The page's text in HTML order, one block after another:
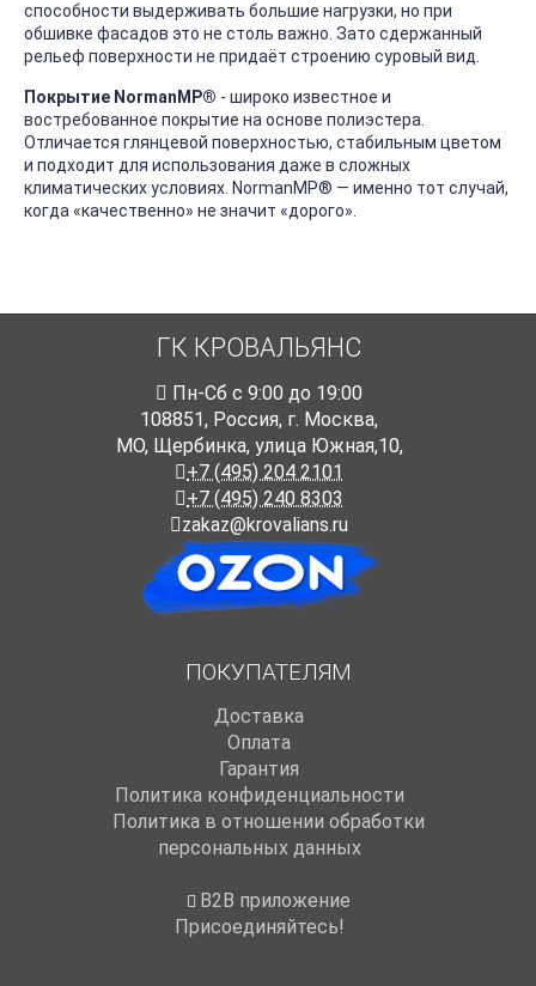
способности выдерживать большие нагрузки, но при
обшивке фасадов это не столь важно. Зато сдержанный
рельеф поверхности не придаёт строению суровый вид.
Покрытие NormanMP® - широко известное и
востребованное покрытие на основе полиэстера.
Отличается глянцевой поверхностью, стабильным цветом
и подходит для использования даже в сложных
климатических условиях. NormanMP® — именно тот случай,
когда «качественно» не значит «дорого».
ГК КРОВАЛЬЯНС
Пн-Cб с 9:00 до 19:00
108851, Россия, г. Москва,
МО, Щербинка, улица Южная,10,
+7 (495) 204 2101
+7 (495) 240 8303
zakaz@krovalians.ru
ПОКУПАТЕЛЯМ
Доставка
Оплата
Гарантия
Политика конфиденциальности
Политика в отношении обработки
персональных данных
B2B приложение
Присоединяйтесь!